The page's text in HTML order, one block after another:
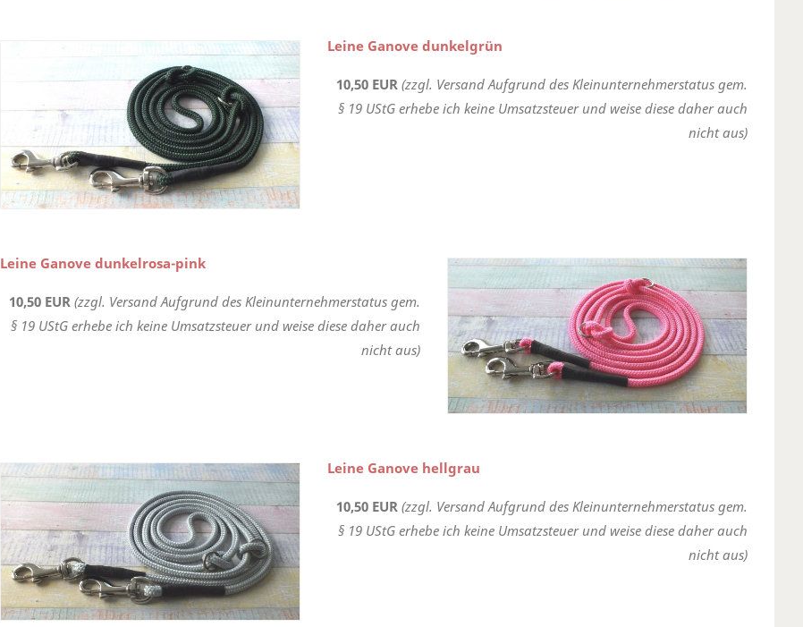
Leine Ganove dunkelgrün
10,50 EUR (zzgl. Versand Aufgrund des Kleinunternehmerstatus gem.
§ 19 UStG erhebe ich keine Umsatzsteuer und weise diese daher auch
nicht aus)
Leine Ganove dunkelrosa-pink
10,50 EUR (zzgl. Versand Aufgrund des Kleinunternehmerstatus gem.
§ 19 UStG erhebe ich keine Umsatzsteuer und weise diese daher auch
nicht aus)
Leine Ganove hellgrau
10,50 EUR (zzgl. Versand Aufgrund des Kleinunternehmerstatus gem.
§ 19 UStG erhebe ich keine Umsatzsteuer und weise diese daher auch
nicht aus)